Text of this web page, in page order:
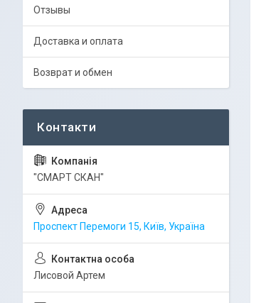
Отзывы
Доставка и оплата
Возврат и обмен
"СМАРТ СКАН"
Проспект Перемоги 15, Київ, Україна
Лисовой Артем